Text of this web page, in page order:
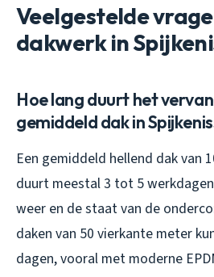
Veelgestelde
dakwerk in
Hoe lang duurt het
gemiddeld dak in
Een gemiddeld hellend dak van
duurt meestal 3 tot 5
weer en de staat van de
daken van 50 vierkante meter
dagen, vooral met moderne